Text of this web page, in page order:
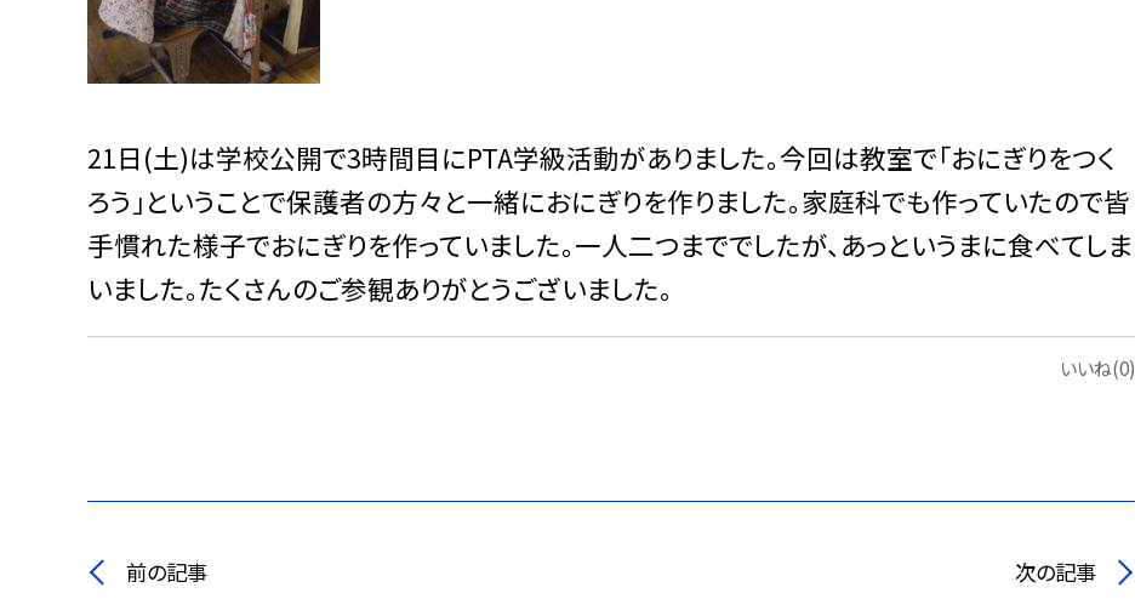
21日(土)は学校公開で3時間目にPTA学級活動がありました。今回は教室で「おにぎりをつく
ろう」ということで保護者の方々と一緒におにぎりを作りました。家庭科でも作っていたので皆
手慣れた様子でおにぎりを作っていました。一人二つまででしたが、あっというまに食べてしま
いました。たくさんのご参観ありがとうございました。
いいね(0)
前の記事 次の記事